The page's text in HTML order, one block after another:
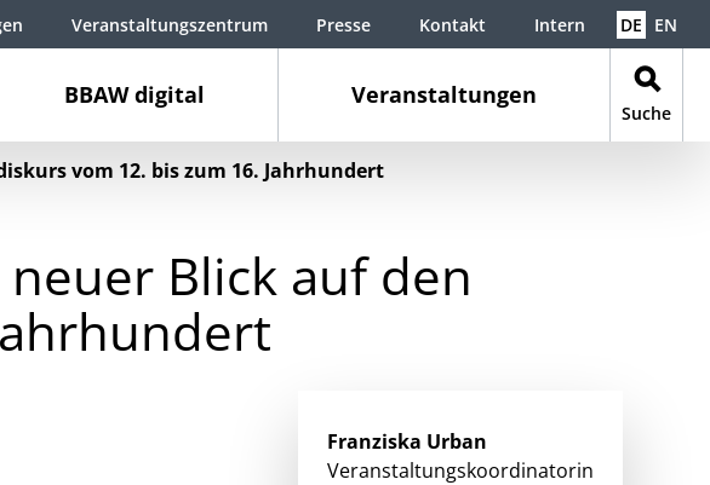
BBAW digital Veranstaltungen
Suche
Veranstaltungszentrum Presse Kontakt Intern DE EN
vom 12. bis zum 16. Jahrhundert
Blick auf den
Franziska Urban
Veranstaltungskoordinatorin